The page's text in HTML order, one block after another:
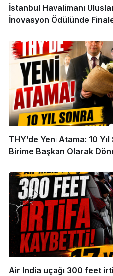
İstanbul Havalimanı
İnovasyon Ödülünde
THY’de Yeni Atama: 10 Yıl
Birime Başkan Olarak
Air India uçağı 300 feet